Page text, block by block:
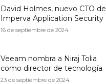
David Holmes, nuevo CTO de
Imperva Application Security
16 de septiembre de 2024
Veeam nombra a Niraj Tolia
como director de tecnología
23 de septiembre de 2024